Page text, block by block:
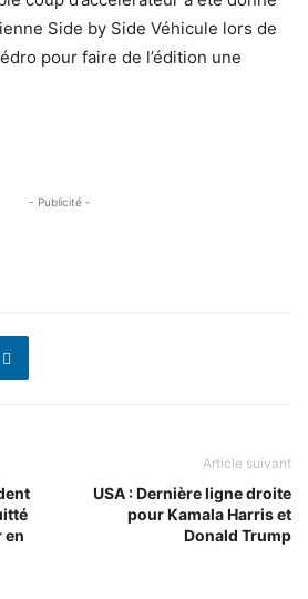
Side by Side Véhicule lors de
pour faire de l’édition une
- Publicité -
en
Article suivant
USA : Dernière ligne droite
pour Kamala Harris et
Donald Trump